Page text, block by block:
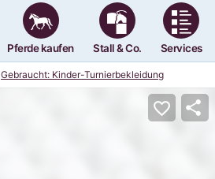
Pferde kaufen Stall & Co. Services
Gebraucht: Kinder-Turnierbekleidung
favorite_border share